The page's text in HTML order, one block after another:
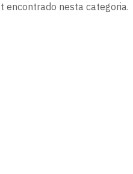
encontrado nesta categoria.